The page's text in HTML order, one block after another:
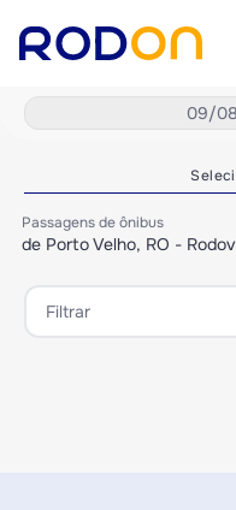
09/
Passagens de ônibus
de Porto Velho, RO -
Filtrar